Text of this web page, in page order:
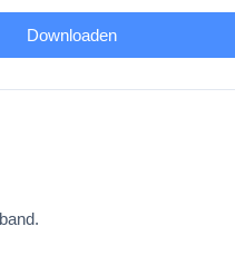
Downloaden